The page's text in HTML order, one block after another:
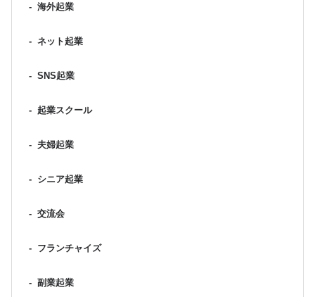
- 海外起業
- ネット起業
- SNS起業
- 起業スクール
- 夫婦起業
- シニア起業
- 交流会
- フランチャイズ
- 副業起業